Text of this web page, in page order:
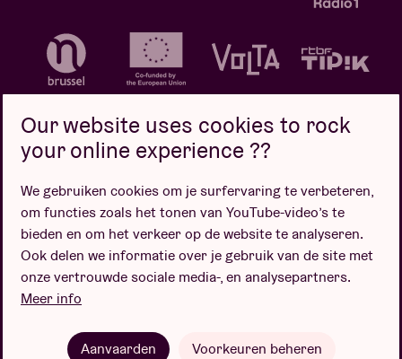
Privacybeleid Cookiebeleid
Verkoopsvoorwaarden
Design door
Our website uses cookies to rock
your online experience ??
We gebruiken cookies om je surfervaring te verbeteren,
om functies zoals het tonen van YouTube-video’s te
bieden en om het verkeer op de website te analyseren.
Ook delen we informatie over je gebruik van de site met
onze vertrouwde sociale media-, en analysepartners.
Meer info
Aanvaarden Voorkeuren beheren